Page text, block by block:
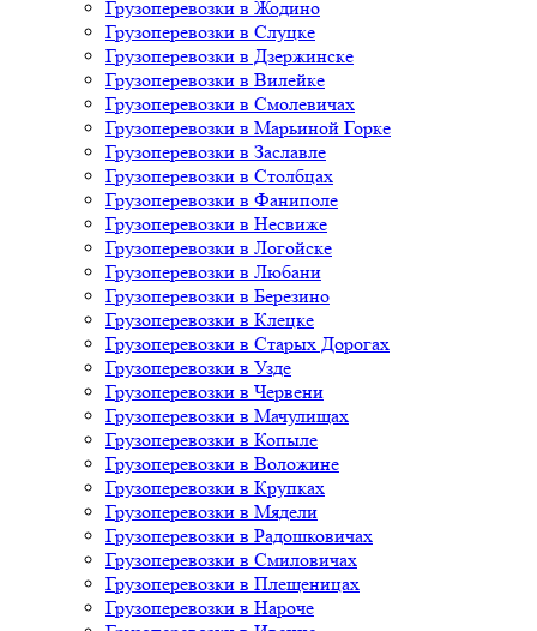
Грузоперевозки в Жодино
Грузоперевозки в Слуцке
Грузоперевозки в Дзержинске
Грузоперевозки в Вилейке
Грузоперевозки в Смолевичах
Грузоперевозки в Марьиной Горке
Грузоперевозки в Заславле
Грузоперевозки в Столбцах
Грузоперевозки в Фаниполе
Грузоперевозки в Несвиже
Грузоперевозки в Логойске
Грузоперевозки в Любани
Грузоперевозки в Березино
Грузоперевозки в Клецке
Грузоперевозки в Старых Дорогах
Грузоперевозки в Узде
Грузоперевозки в Червени
Грузоперевозки в Мачулищах
Грузоперевозки в Копыле
Грузоперевозки в Воложине
Грузоперевозки в Крупках
Грузоперевозки в Мядели
Грузоперевозки в Радошковичах
Грузоперевозки в Смиловичах
Грузоперевозки в Плещеницах
Грузоперевозки в Нароче